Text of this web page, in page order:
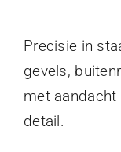
Precisie in
gevels,
met
detail.